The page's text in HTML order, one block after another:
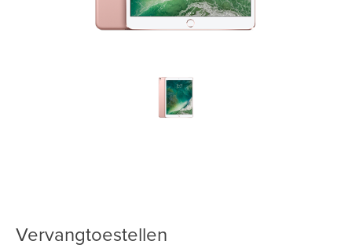
Vervangtoestellen